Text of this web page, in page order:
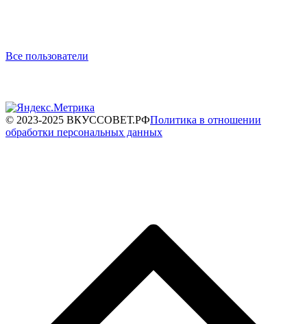
Все пользователи
© 2023-2025 ВКУССОВЕТ.РФПолитика в отношении
обработки персональных данных